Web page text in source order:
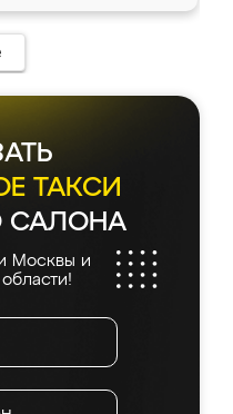
ТАКСИ
САЛОНА
Москвы и